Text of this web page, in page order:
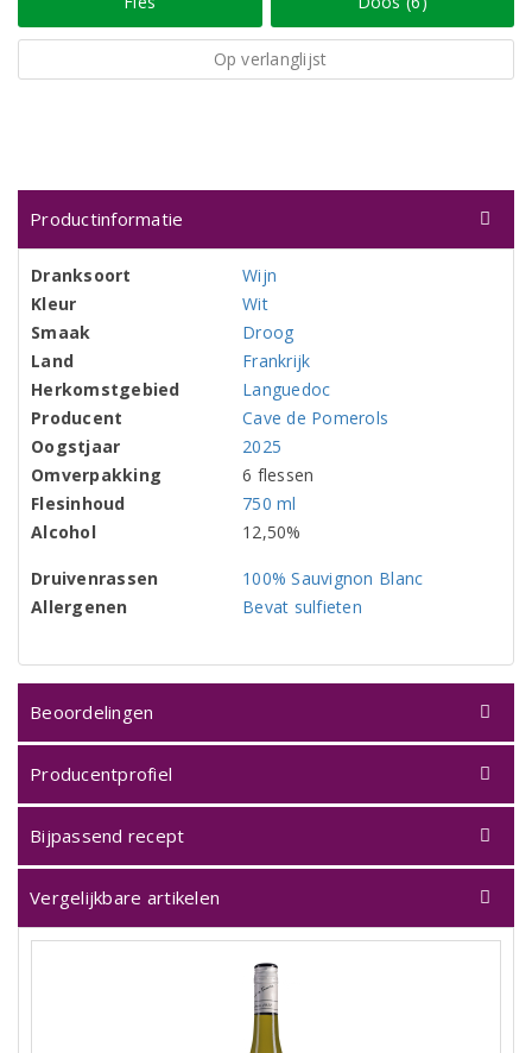
Op verlanglijst
Productinformatie
Dranksoort
Wijn
Kleur
Wit
Smaak
Droog
Land
Frankrijk
Herkomstgebied
Languedoc
Producent
Cave de Pomerols
Oogstjaar
2025
Omverpakking
6 flessen
Flesinhoud
750 ml
Alcohol
12,50%
Druivenrassen
100% Sauvignon Blanc
Allergenen
Bevat sulfieten
Beoordelingen
Producentprofiel
Bijpassend recept
Vergelijkbare artikelen